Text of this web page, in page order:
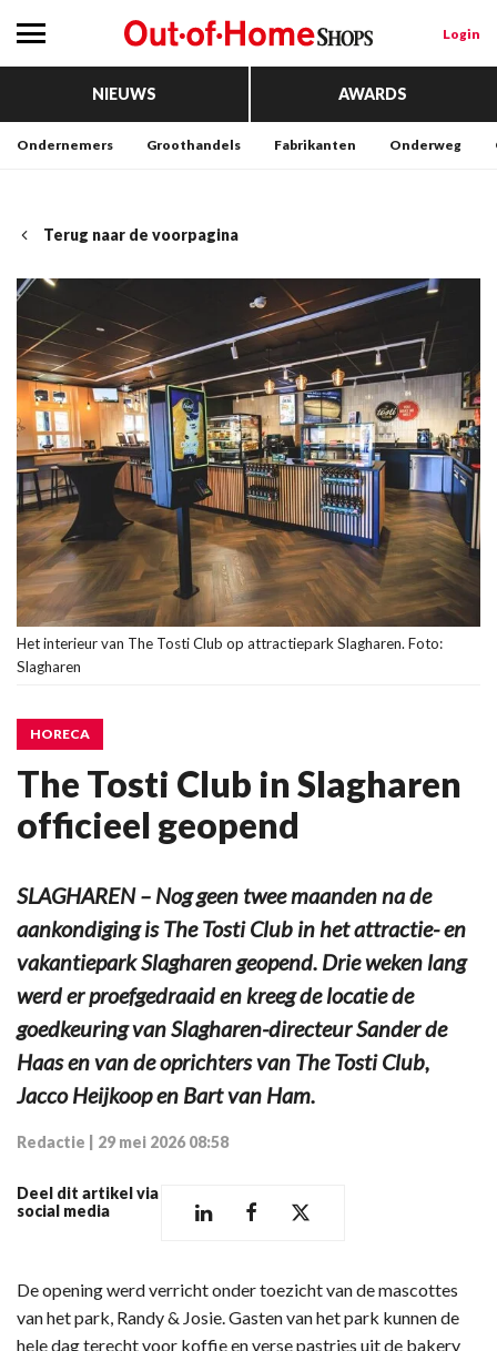
Login
NIEUWS AWARDS
Ondernemers Groothandels Fabrikanten Onderweg
Terug naar de voorpagina
Het interieur van The Tosti Club op attractiepark Slagharen. Foto:
Slagharen
HORECA
The Tosti Club in Slagharen
officieel geopend
SLAGHAREN – Nog geen twee maanden na de
aankondiging is The Tosti Club in het attractie- en
vakantiepark Slagharen geopend. Drie weken lang
werd er proefgedraaid en kreeg de locatie de
goedkeuring van Slagharen-directeur Sander de
Haas en van de oprichters van The Tosti Club,
Jacco Heijkoop en Bart van Ham.
Redactie 29 mei 2026 08:58
Deel dit artikel via
social media
De opening werd verricht onder toezicht van de mascottes
van het park, Randy & Josie. Gasten van het park kunnen de
hele dag terecht voor koffie en verse pastries uit de bakery